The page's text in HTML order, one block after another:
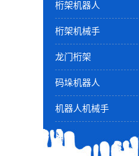
桁架机器人
桁架机械手
龙门桁架
码垛机器人
机器人机械手